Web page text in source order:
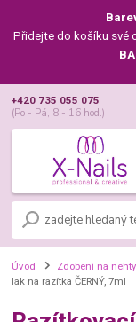
Přidejte do košíku své
+420 735 055 075
(Po - Pá, 8 - 16 hod.)
Úvod Zdobení na nehty
lak na razítka ČERNÝ, 7ml